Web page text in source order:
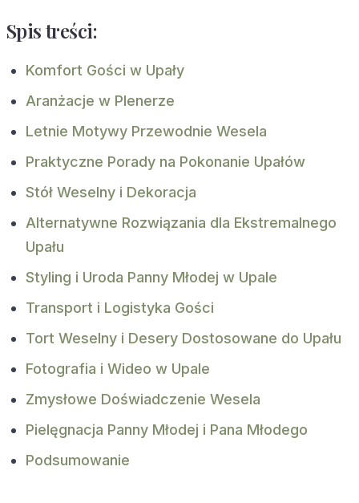
Spis treści:
Komfort Gości w Upały
Aranżacje w Plenerze
Letnie Motywy Przewodnie Wesela
Praktyczne Porady na Pokonanie Upałów
Stół Weselny i Dekoracja
Alternatywne Rozwiązania dla Ekstremalnego
Upału
Styling i Uroda Panny Młodej w Upale
Transport i Logistyka Gości
Tort Weselny i Desery Dostosowane do Upału
Fotografia i Wideo w Upale
Zmysłowe Doświadczenie Wesela
Pielęgnacja Panny Młodej i Pana Młodego
Podsumowanie